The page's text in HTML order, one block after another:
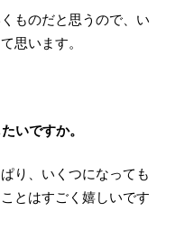
ものだと思うので、い
思います。
いですか。
り、いくつになっても
とはすごく嬉しいです